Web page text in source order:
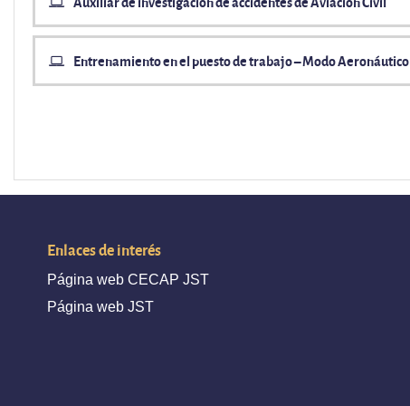
Entrenamiento en el puesto de trabajo – Modo Aeronáutico
Enlaces de interés
Página web CECAP JST
Página web JST